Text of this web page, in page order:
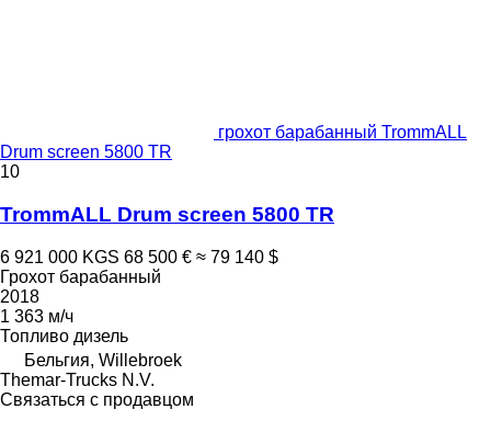
грохот барабанный TrommALL
Drum screen 5800 TR
10
TrommALL Drum screen 5800 TR
6 921 000 KGS 68 500 € ≈ 79 140 $
Грохот барабанный
2018
1 363 м/ч
Топливо дизель
Бельгия, Willebroek
Themar-Trucks N.V.
Связаться с продавцом